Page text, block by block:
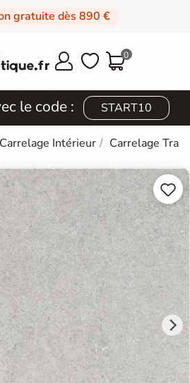
gratuite dès 890 €
  0
le code : START10
Carrelage Intérieur Carrelage

